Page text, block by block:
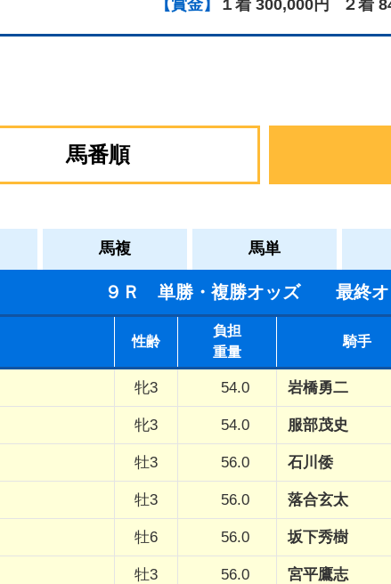
【賞金】 １着 300,000円 ２着
馬番順
馬複 馬単
９Ｒ 単勝・複勝オッズ 最終オ
性齢
負担
重量
騎手
牝3 54.0 岩橋勇二
牝3 54.0 服部茂史
牡3 56.0 石川倭
牡3 56.0 落合玄太
牡6 56.0 坂下秀樹
牡3 56.0 宮平鷹志